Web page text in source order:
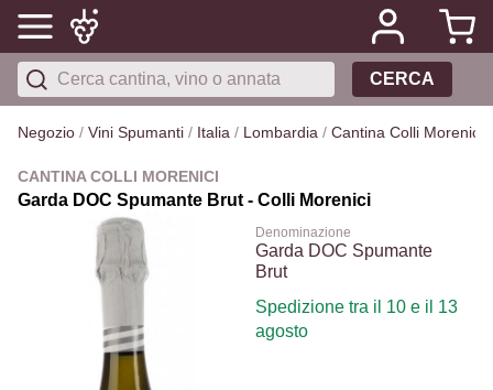
CERCA
Negozio / Vini Spumanti / Italia / Lombardia / Cantina Colli Morenici
CANTINA COLLI MORENICI
Garda DOC Spumante Brut - Colli Morenici
Denominazione
Garda DOC Spumante
Brut
Spedizione tra il 10 e il 13
agosto